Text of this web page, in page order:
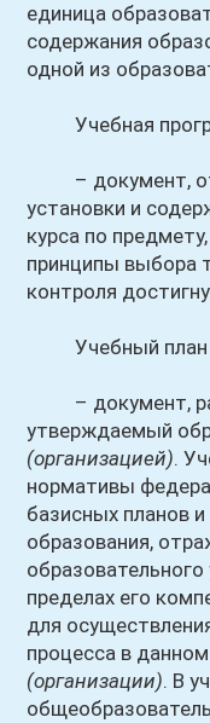
единица
содержания
одной из
Учебная
– документ,
установки и
курса по
принципы выбора
контроля
Учебный план
– документ,
утверждаемый
(организацией).
нормативы
базисных планов
образования,
пределах его
для
процесса в
(организации). В